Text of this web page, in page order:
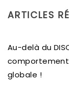
ARTICLES
Au-delà du
globale !